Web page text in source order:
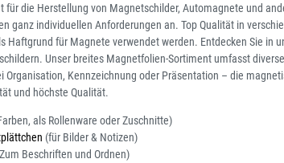
für die Herstellung von Magnetschilder, Automagnete und
ganz individuellen Anforderungen an. Top Qualität in
Haftgrund für Magnete verwendet werden. Entdecken Sie in
Unser breites Magnetfolien-Sortiment umfasst
Organisation, Kennzeichnung oder Präsentation – die
und höchste Qualität.
als Rollenware oder Zuschnitte)
(für Bilder & Notizen)
Beschriften und Ordnen)